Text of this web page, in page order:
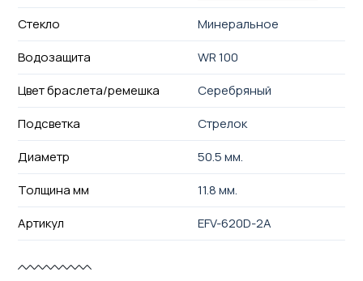
Стекло
Минеральное
Водозащита
WR 100
Цвет браслета/ремешка
Серебряный
Подсветка
Стрелок
Диаметр
50.5 мм.
Толщина мм
11.8 мм.
Артикул
EFV-620D-2A